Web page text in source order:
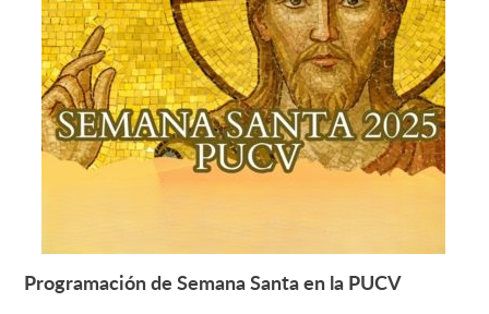
Pregrado
Postgrado
Formación Continua
Funcionarios
Leer más +
Programación de Semana Santa en la PUCV